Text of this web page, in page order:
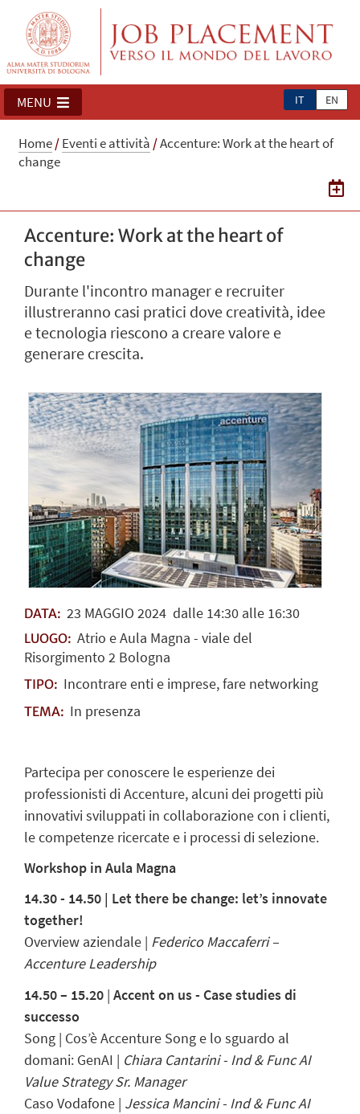
IT EN
MENU
Home/Eventi e attività /Accenture: Work at the heart of
change
Accenture: Work at the heart of
change
Durante l'incontro manager e recruiter
illustreranno casi pratici dove creatività, idee
e tecnologia riescono a creare valore e
generare crescita.
DATA: 23 MAGGIO 2024dalle 14:30 alle 16:30
LUOGO: Atrio e Aula Magna - viale del
Risorgimento 2 Bologna
TIPO: Incontrare enti e imprese, fare networking
TEMA: In presenza
Partecipa per conoscere le esperienze dei
professionisti di Accenture, alcuni dei progetti più
innovativi sviluppati in collaborazione con i clienti,
le competenze ricercate e i processi di selezione.
Workshop in Aula Magna
14.30 - 14.50 | Let there be change: let’s innovate
together!
Overview aziendale | Federico Maccaferri –
Accenture Leadership
14.50 – 15.20 | Accent on us - Case studies di
successo
Song | Cos’è Accenture Song e lo sguardo al
domani: GenAI | Chiara Cantarini - Ind & Func AI
Value Strategy Sr. Manager
Caso Vodafone | Jessica Mancini - Ind & Func AI